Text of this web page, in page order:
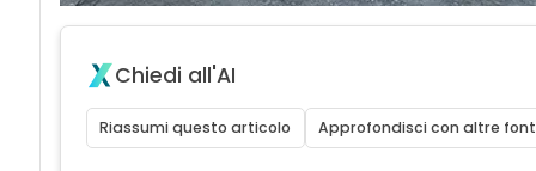
Chiedi all'AI
Riassumi questo articolo Approfondisci con altre